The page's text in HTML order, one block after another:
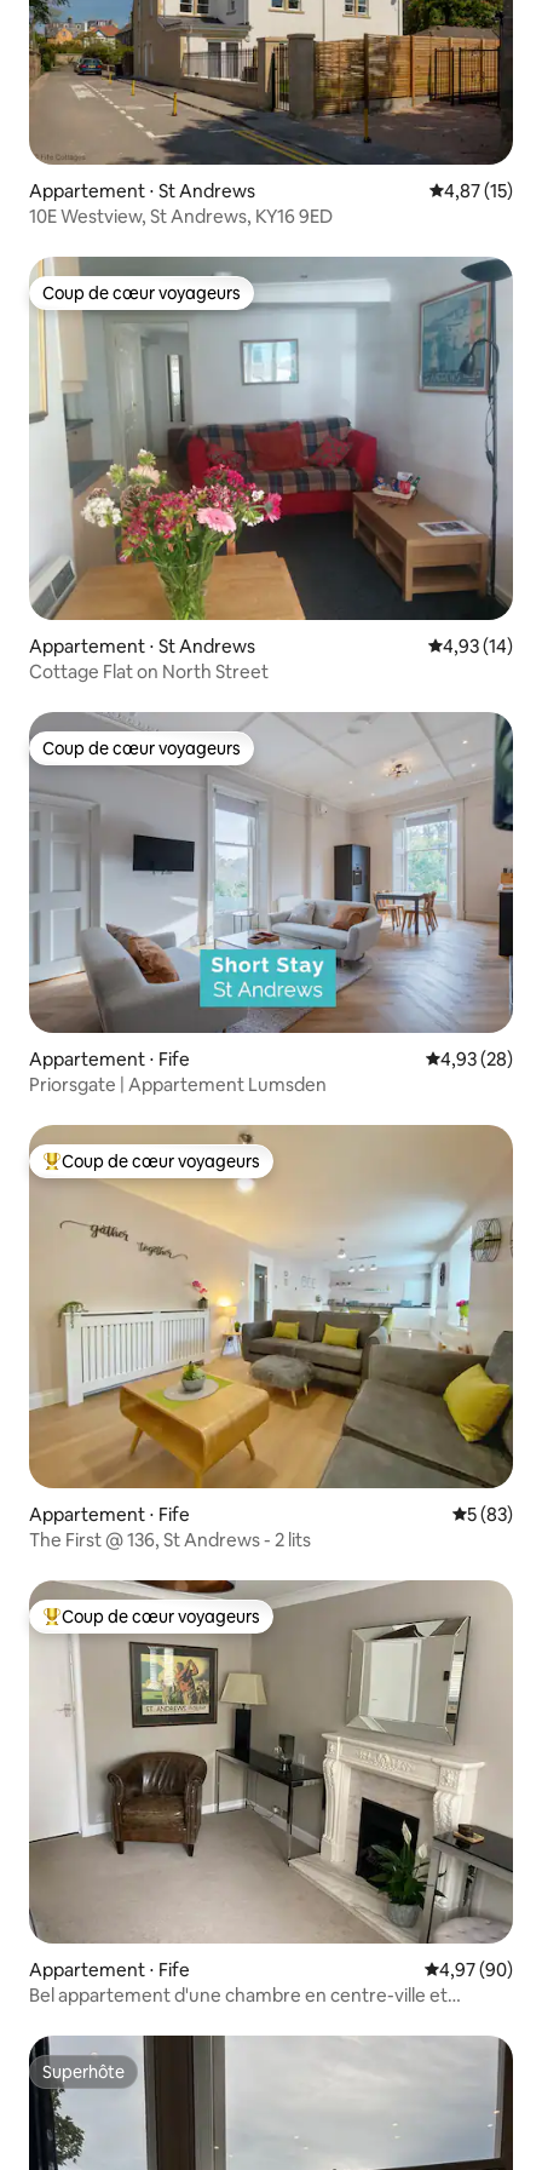
Appartement ⋅ St Andrews Évaluation
4,87 (15)
10E Westview, St Andrews, KY16 9ED
Coup de cœur voyageurs
Coup de cœur voyageurs
Appartement ⋅ St Andrews Évaluation
4,93 (14)
Cottage Flat on North Street
Coup de cœur voyageurs
Coup de cœur voyageurs
Appartement ⋅ Fife Évaluation
4,93 (28)
Priorsgate | Appartement Lumsden
Coups de cœur voyageurs les plus appréciés
Coup de cœur voyageurs
Appartement ⋅ Fife
5 (83)
The First @ 136, St Andrews - 2 lits
Coups de cœur voyageurs les plus appréciés
Coup de cœur voyageurs
Appartement ⋅ Fife Évaluation
4,97 (90)
Bel appartement d'une chambre en centre-ville et
Superhôte
Superhôte